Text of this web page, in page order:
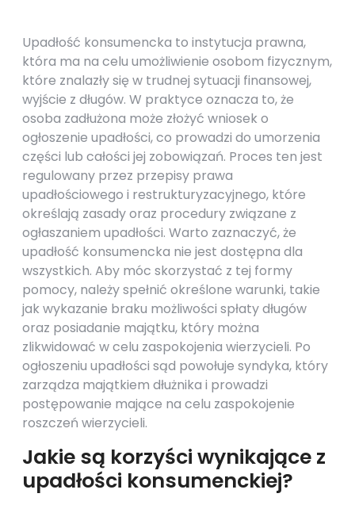
Upadłość konsumencka to instytucja prawna,
która ma na celu umożliwienie osobom fizycznym,
które znalazły się w trudnej sytuacji finansowej,
wyjście z długów. W praktyce oznacza to, że
osoba zadłużona może złożyć wniosek o
ogłoszenie upadłości, co prowadzi do umorzenia
części lub całości jej zobowiązań. Proces ten jest
regulowany przez przepisy prawa
upadłościowego i restrukturyzacyjnego, które
określają zasady oraz procedury związane z
ogłaszaniem upadłości. Warto zaznaczyć, że
upadłość konsumencka nie jest dostępna dla
wszystkich. Aby móc skorzystać z tej formy
pomocy, należy spełnić określone warunki, takie
jak wykazanie braku możliwości spłaty długów
oraz posiadanie majątku, który można
zlikwidować w celu zaspokojenia wierzycieli. Po
ogłoszeniu upadłości sąd powołuje syndyka, który
zarządza majątkiem dłużnika i prowadzi
postępowanie mające na celu zaspokojenie
roszczeń wierzycieli.
Jakie są korzyści wynikające z
upadłości konsumenckiej?